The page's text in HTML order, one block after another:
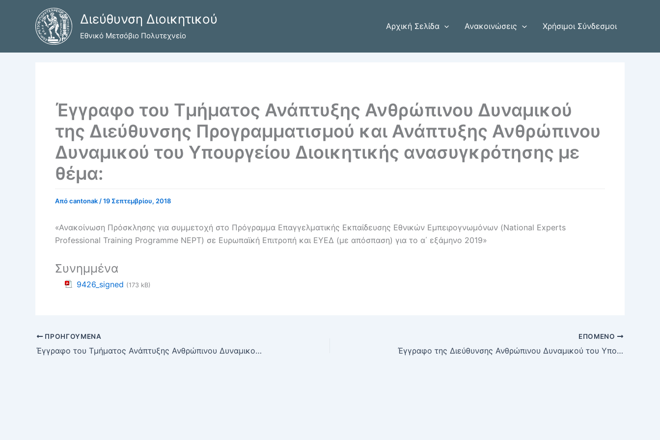
περιεχόμενο
Διεύθυνση Διοικητικού
Εθνικό Μετσόβιο Πολυτεχνείο
Αρχική Σελίδα Ανακοινώσεις Χρήσιμοι Σύνδεσμοι
Έγγραφο του Τμήματος Ανάπτυξης Ανθρώπινου Δυναμικού
της Διεύθυνσης Προγραμματισμού και Ανάπτυξης Ανθρώπινου
Δυναμικού του Υπουργείου Διοικητικής ανασυγκρότησης με
θέμα:
Απόcantonak /19 Σεπτεμβρίου, 2018
«Ανακοίνωση Πρόσκλησης για συμμετοχή στο Πρόγραμμα Επαγγελματικής Εκπαίδευσης Εθνικών Εμπειρογνωμόνων (National Experts
Professional Training Programme NEPT) σε Ευρωπαϊκή Επιτροπή και ΕΥΕΔ (με απόσπαση) για το α΄ εξάμηνο 2019»
Συνημμένα
9426_signed (173 kB)
ΠΡΟΗΓΟΎΜΕΝΑ
Έγγραφο του Τμήματος Ανάπτυξης Ανθρώπινου Δυναμικού της Διεύθυνσης Προγραμματισμού και Ανάπτυξης Ανθρώπινου Δυναμικού του Υπουργείου Διοικητικής ανασυγκρότησης με θέμα:
ΕΠΌΜΕΝΟ
Έγγραφο της Διεύθυνσης Ανθρώπινου Δυναμικού του Υπουργείου Παιδείας, Έρευνας και Θρησκευμάτων με θέμα: